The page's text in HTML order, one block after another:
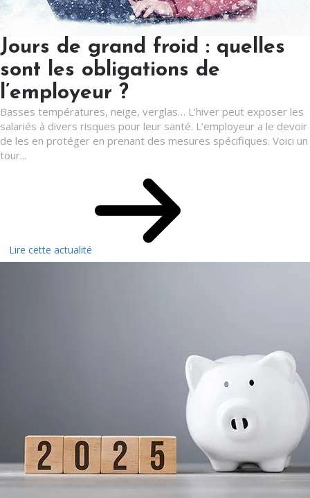
Jours de grand froid : quelles
sont les obligations de
l’employeur ?
Basses températures, neige, verglas… L’hiver peut exposer les
salariés à divers risques pour leur santé. L’employeur a le devoir
de les en protéger en prenant des mesures spécifiques. Voici un
tour...
Lire cette actualité